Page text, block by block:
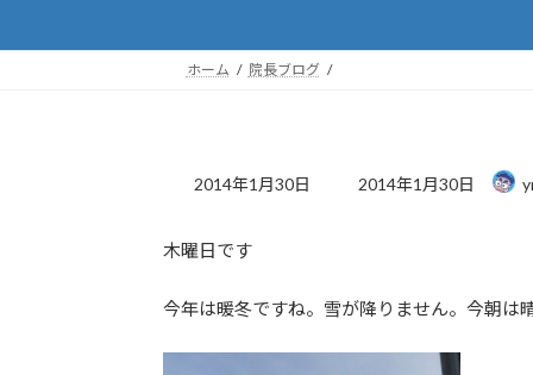
ホーム 院長ブログ
2014年1月30日
最
時
2014年1月30日
木曜日です
今年は暖冬ですね。雪が降りません。今朝は